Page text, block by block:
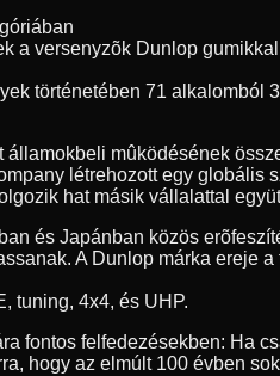
a versenyzõk Dunlop
történetében 71
mûködésének
létrehozott egy
hat másik vállalattal
és Japánban közös
A Dunlop márka ereje
tuning, 4x4, és UHP.
fontos felfedezésekben: Ha
hogy az elmúlt 100 évben